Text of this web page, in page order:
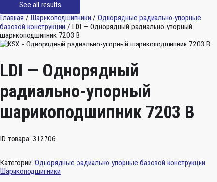
See all results
Главная / Шарикоподшипники / Однорядные радиально-упорные
базовой конструкции / LDI — Однорядный радиально-упорный
шарикоподшипник 7203 B
LDI — Однорядный
радиально-упорный
шарикоподшипник 7203 B
ID товара: 312706
Категории: Однорядные радиально-упорные базовой конструкции
Шарикоподшипники